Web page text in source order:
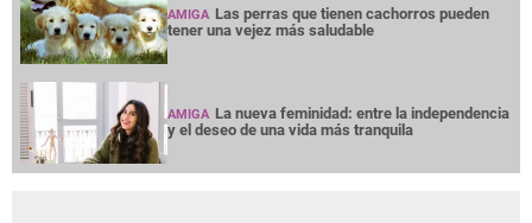
AMIGA Las perras que tienen cachorros pueden
tener una vejez más saludable
AMIGA La nueva feminidad: entre la independencia
y el deseo de una vida más tranquila